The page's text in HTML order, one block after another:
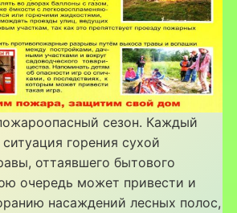
сезон. Каждый
горения сухой
оттаявшего бытового
очередь может привести и
насаждений лесных полос,